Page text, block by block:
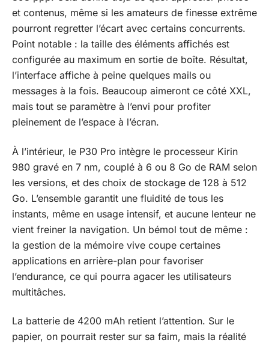
et contenus, même si les amateurs de finesse extrême
pourront regretter l’écart avec certains concurrents.
Point notable : la taille des éléments affichés est
configurée au maximum en sortie de boîte. Résultat,
l’interface affiche à peine quelques mails ou
messages à la fois. Beaucoup aimeront ce côté XXL,
mais tout se paramètre à l’envi pour profiter
pleinement de l’espace à l’écran.
À l’intérieur, le P30 Pro intègre le processeur Kirin
980 gravé en 7 nm, couplé à 6 ou 8 Go de RAM selon
les versions, et des choix de stockage de 128 à 512
Go. L’ensemble garantit une fluidité de tous les
instants, même en usage intensif, et aucune lenteur ne
vient freiner la navigation. Un bémol tout de même :
la gestion de la mémoire vive coupe certaines
applications en arrière-plan pour favoriser
l’endurance, ce qui pourra agacer les utilisateurs
multitâches.
La batterie de 4200 mAh retient l’attention. Sur le
papier, on pourrait rester sur sa faim, mais la réalité